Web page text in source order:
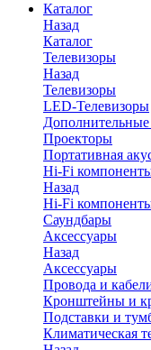
Каталог
Назад
Каталог
Телевизоры
Назад
Телевизоры
LED-Телевизоры
Проекторы
Портативная
Hi-Fi
Назад
Hi-Fi
Саундбары
Аксессуары
Назад
Аксессуары
Провода и
Кронштейны и
Подставки и
Климатическая